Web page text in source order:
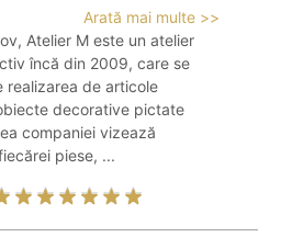
Arată mai multe >>
Atelier M este un atelier
încă din 2009, care se
realizarea de articole
decorative pictate
companiei vizează
piese, ...